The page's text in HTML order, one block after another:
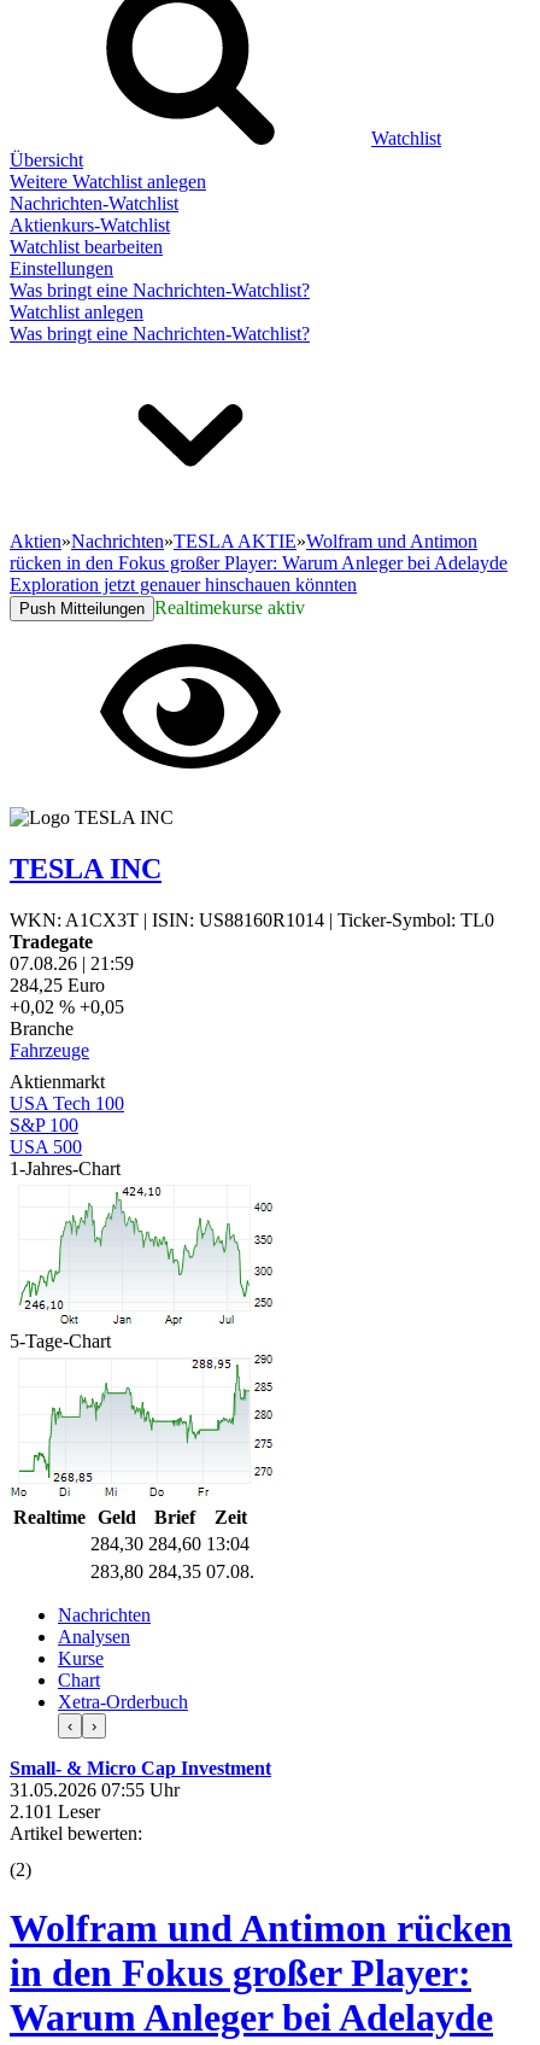
Watchlist
Übersicht
Weitere Watchlist anlegen
Nachrichten-Watchlist
Aktienkurs-Watchlist
Watchlist bearbeiten
Einstellungen
Was bringt eine Nachrichten-Watchlist?
Watchlist anlegen
Was bringt eine Nachrichten-Watchlist?
Aktien»Nachrichten»TESLA AKTIE»Wolfram und Antimon
rücken in den Fokus großer Player: Warum Anleger bei Adelayde
Exploration jetzt genauer hinschauen könnten
Push Mitteilungen Realtimekurse aktiv
TESLA INC
WKN: A1CX3T | ISIN: US88160R1014 | Ticker-Symbol: TL0
Tradegate
07.08.26 | 21:59
284,25 Euro
+0,02 % +0,05
Branche
Fahrzeuge
Aktienmarkt
USA Tech 100
S&P 100
USA 500
1-Jahres-Chart
5-Tage-Chart
Realtime Geld Brief
Zeit
284,30 284,60 13:04
283,80 284,35 07.08.
Nachrichten
Analysen
Kurse
Chart
Xetra-Orderbuch
‹ ›
Small- & Micro Cap Investment
31.05.2026 07:55 Uhr
2.101 Leser
Artikel bewerten:
(2)
Wolfram und Antimon rücken
in den Fokus großer Player:
Warum Anleger bei Adelayde